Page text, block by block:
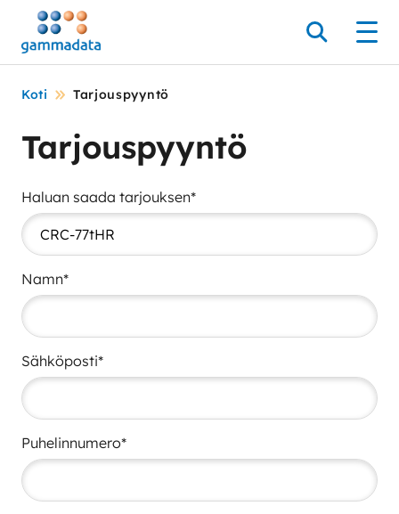
Siirry
pääsisältöönt
Hae
Koti Tarjouspyyntö
Tarjouspyyntö
Haluan saada tarjouksen*
Namn*
Sähköposti*
Puhelinnumero*